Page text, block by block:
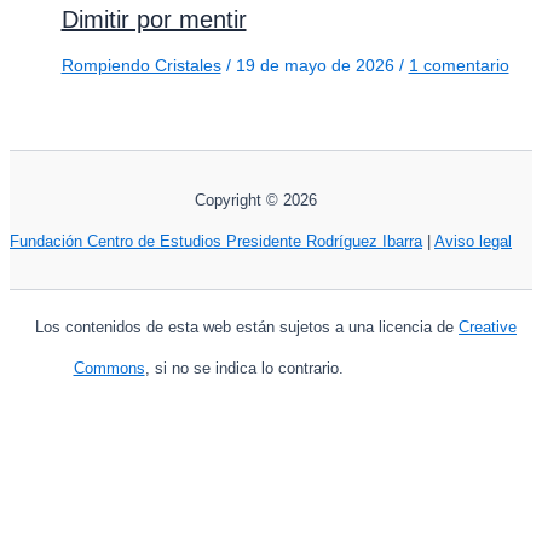
Dimitir por mentir
Rompiendo Cristales/ 19 de mayo de 2026 / 1 comentario
Copyright © 2026
Fundación Centro de Estudios Presidente Rodríguez Ibarra| Aviso legal
Los contenidos de esta web están sujetos a una licencia de Creative
Commons, si no se indica lo contrario.